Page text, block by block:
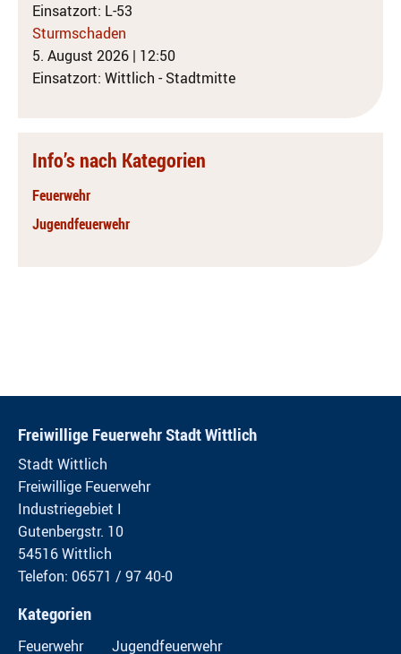
Einsatzort: L-53
Sturmschaden
5. August 2026 | 12:50
Einsatzort: Wittlich - Stadtmitte
Info’s nach Kategorien
Feuerwehr
Jugendfeuerwehr
Freiwillige Feuerwehr Stadt Wittlich
Stadt Wittlich
Freiwillige Feuerwehr
Industriegebiet I
Gutenbergstr. 10
54516 Wittlich
Telefon: 06571 / 97 40-0
Kategorien
Feuerwehr Jugendfeuerwehr